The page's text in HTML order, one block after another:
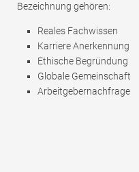
Bezeichnung gehören:
Reales Fachwissen
Karriere Anerkennung
Ethische Begründung
Globale Gemeinschaft
Arbeitgebernachfrage